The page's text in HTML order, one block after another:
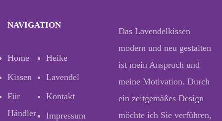
NAVIGATION
Home
Heike
Kissen
Lavendel
Für
Händler
Kontakt
Impressum
Das Lavendelkissen
modern und neu gestalten
ist mein Anspruch und
meine Motivation. Durch
ein zeitgemäßes Design
möchte ich Sie verführen,